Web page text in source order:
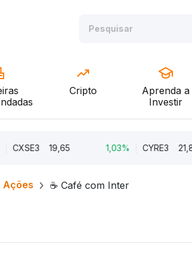
Cripto
Aprenda a
Investir
CXSE3 19,65 1,03% CYRE3 21,82
Ações ☕ Café com Inter